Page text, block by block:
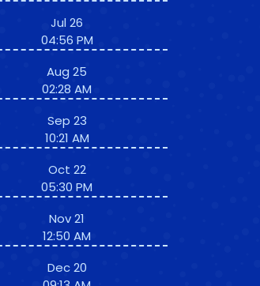
Jul 26
04:56 PM
Aug 25
02:28 AM
Sep 23
10:21 AM
Oct 22
05:30 PM
Nov 21
12:50 AM
Dec 20